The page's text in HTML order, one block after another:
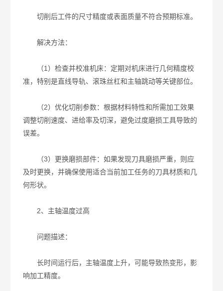
切削后工件的尺寸精度或表面质量不符合预期标准。
解决方法：
（1）检查并校准机床：定期对机床进行几何精度校
准，特别是直线导轨、滚珠丝杠和主轴跳动等关键部位。
（2）优化切削参数：根据材料特性和所需加工效果
调整切削速度、进给率及切深，避免过度磨损工具导致的
误差。
（3）更换磨损部件：如果发现刀具磨损严重，则应
及时更换，并确保使用适合当前加工任务的刀具材质和几
何形状。
2、主轴温度过高
问题描述：
长时间运行后，主轴温度上升，可能导致热变形，影
响加工精度。